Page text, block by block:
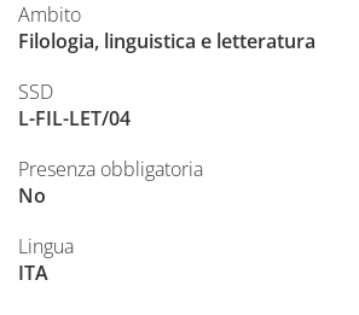
Ambito
Filologia, linguistica e letteratura
SSD
L-FIL-LET/04
Presenza obbligatoria
No
Lingua
ITA